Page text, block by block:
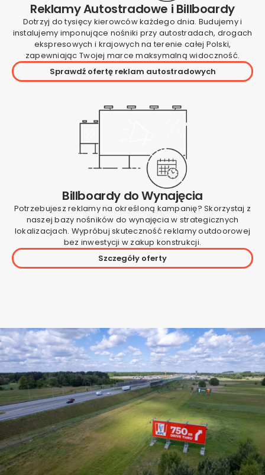
Reklamy Autostradowe i Billboardy
Dotrzyj do tysięcy kierowców każdego dnia. Budujemy i
instalujemy imponujące nośniki przy autostradach, drogach
ekspresowych i krajowych na terenie całej Polski,
zapewniając Twojej marce maksymalną widoczność.
Sprawdź ofertę reklam autostradowych
Billboardy do Wynajęcia
Potrzebujesz reklamy na określoną kampanię? Skorzystaj z
naszej bazy nośników do wynajęcia w strategicznych
lokalizacjach. Wypróbuj skuteczność reklamy outdoorowej
bez inwestycji w zakup konstrukcji.
Szczegóły oferty